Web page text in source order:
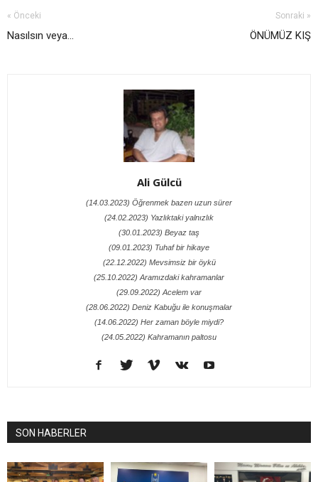
« Önceki
Nasılsın veya...
Sonraki »
ÖNÜMÜZ KIŞ
Ali Gülcü
(14.03.2023) Öğrenmek bazen uzun sürer
(24.02.2023) Yazlıktaki yalnızlık
(30.01.2023) Beyaz taş
(09.01.2023) Tuhaf bir hikaye
(22.12.2022) Mevsimsiz bir öykü
(25.10.2022) Aramızdaki kahramanlar
(29.09.2022) Acelem var
(28.06.2022) Deniz Kabuğu ile konuşmalar
(14.06.2022) Her zaman böyle miydi?
(24.05.2022) Kahramanın paltosu
SON HABERLER